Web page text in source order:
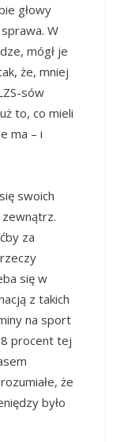
głowy
W
mógł je
że, mniej
sów
to, co mieli
ma – i
swoich
za
się w
z takich
na sport
procent tej
że
było